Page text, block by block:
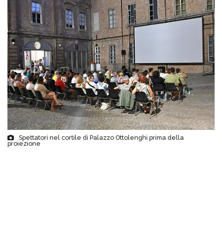
Spettatori nel cortile di Palazzo Ottolenghi prima della
proiezione